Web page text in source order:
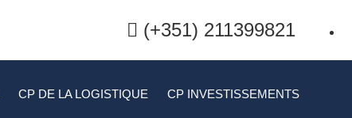
(+351) 211399821
CP DE LA LOGISTIQUE CP INVESTISSEMENTS